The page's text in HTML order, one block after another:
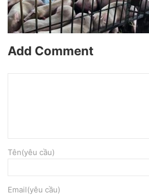
Add Comment
Tên(yêu cầu)
Email(yêu cầu)